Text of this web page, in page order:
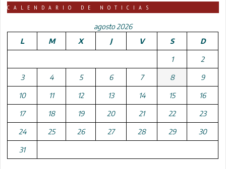
CALENDARIO DE NOTICIAS
agosto 2026
L
M X J V S D
1 2
3 4 5 6 7 8 9
10 11 12 13 14 15 16
17 18 19 20 21 22 23
24 25 26 27 28 29 30
31